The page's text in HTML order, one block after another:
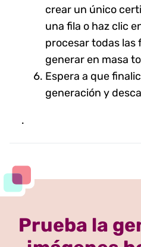
crear un único
una fila o haz clic
procesar todas las
generar en masa
Espera a que
generación y
.
Prueba la